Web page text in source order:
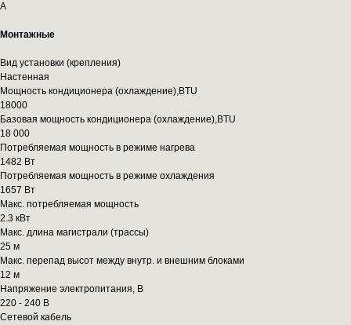
A
Монтажные
Вид установки (крепления)
Настенная
Мощность кондиционера (охлаждение),BTU
18000
Базовая мощность кондиционера (охлаждение),BTU
18 000
Потребляемая мощность в режиме нагрева
1482 Вт
Потребляемая мощность в режиме охлаждения
1657 Вт
Макс. потребляемая мощность
2.3 кВт
Макс. длина магистрали (трассы)
25 м
Макс. перепад высот между внутр. и внешним блоками
12 м
Напряжение электропитания, В
220 - 240 В
Сетевой кабель